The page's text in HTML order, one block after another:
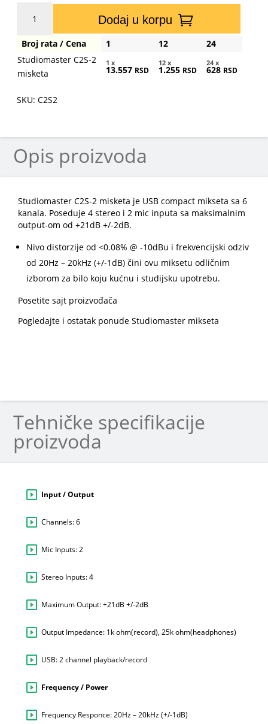
misketa
količina
Dodaj u korpu
Broj rata / Cena 1 12
24
Studiomaster C2S-2
misketa
1 x
13.557 RSD
12 x
1.255 RSD
24 x
628 RSD
SKU: C2S2
Opis proizvoda
Studiomaster C2S-2 misketa je USB compact mikseta sa 6
kanala. Poseduje 4 stereo i 2 mic inputa sa maksimalnim
output-om od +21dB +/-2dB.
Nivo distorzije od <0.08% @ -10dBu i frekvencijski odziv
od 20Hz – 20kHz (+/-1dB) čini ovu miksetu odličnim
izborom za bilo koju kućnu i studijsku upotrebu.
Posetite sajt proizvođača
Pogledajte i ostatak ponude Studiomaster mikseta
Tehničke specifikacije
proizvoda
Input / Output
Channels: 6
Mic Inputs: 2
Stereo Inputs: 4
Maximum Output: +21dB +/-2dB
Output Impedance: 1k ohm(record), 25k ohm(headphones)
USB: 2 channel playback/record
Frequency / Power
Frequency Responce: 20Hz – 20kHz (+/-1dB)